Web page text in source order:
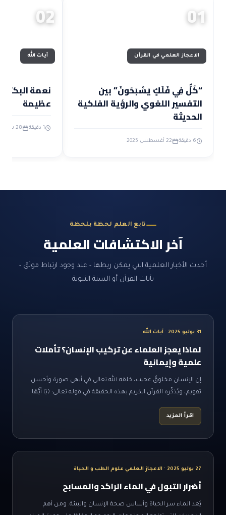
01
الاعجاز العلمي في القرآن
“كُلٌّ فِي فَلَكٍ يَسْبَحُونَ” بين
التفسير اللغوي والرؤية الفلكية
الحديثة
6 دقيقة 22 أغسطس 2025
02
آيات الله
نعمة
عظيمة
1 دقيقة 28 سبتمبر 2025
تابع العلم لحظة بلحظة
آخر الاكتشافات العلمية
أحدث الأخبار العلمية التي يمكن ربطها - عند وجود ارتباط موثق -
بآيات القرآن أو السنة النبوية
31 يوليو 2025 · آيات الله
لماذا يعجز العلماء عن تركيب الإنسان؟ تأملات
علمية وإيمانية
إن الإنسان مخلوقٌ عجيب، خلقه الله تعالى في أبهى صورة وأحسن
تقويم، ويُذكِّره القرآن الكريم بهذه الحقيقة في قوله تعالى: ﴿يَا أَيُّهَا…
اقرأ المزيد
27 يوليو 2025 · الاعجاز العلمي علوم الطب و الحياة
أضرار التبول في الماء الراكد والمسابح
يُعد الماء سر الحياة وأساس صحة الإنسان والبيئة. ومن أهم